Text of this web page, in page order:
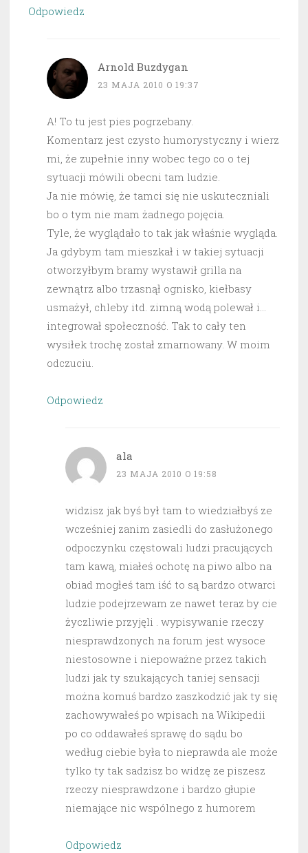
Odpowiedz
Arnold Buzdygan
23 MAJA 2010 O 19:37
A! To tu jest pies pogrzebany.
Komentarz jest czysto humorystyczny i wierz
mi, że zupełnie inny wobec tego co o tej
sytuacji mówili obecni tam ludzie.
Ja nie mówię, że tamci się nie uskuteczniali
bo o tym nie mam żadnego pojęcia.
Tyle, że wyglądało to tak jak właśnie wygląda.
Ja gdybym tam mieszkał i w takiej sytuacji
otworzyłbym bramy wystawił grilla na
zewnątrz albo trzasnął ognisko, kiełbasy
usmażył, chleby itd. zimną wodą polewał i…
integrował społeczność. Tak to cały ten
wysiłek trochę został zmarnowany. W moim
odczuciu.
Odpowiedz
ala
23 MAJA 2010 O 19:58
widzisz jak byś był tam to wiedziałbyś ze
wcześniej zanim zasiedli do zasłużonego
odpoczynku częstowali ludzi pracujących
tam kawą, miałeś ochotę na piwo albo na
obiad mogłeś tam iść to są bardzo otwarci
ludzie podejrzewam ze nawet teraz by cie
życzliwie przyjęli . wypisywanie rzeczy
niesprawdzonych na forum jest wysoce
niestosowne i niepoważne przez takich
ludzi jak ty szukających taniej sensacji
można komuś bardzo zaszkodzić jak ty się
zachowywałeś po wpisach na Wikipedii
po co oddawałeś sprawę do sądu bo
według ciebie była to nieprawda ale może
tylko ty tak sadzisz bo widzę ze piszesz
rzeczy niesprawdzone i bardzo głupie
niemające nic wspólnego z humorem
Odpowiedz